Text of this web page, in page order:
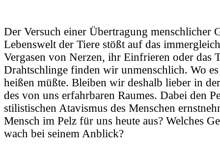
Der Versuch einer Übertragung menschlicher
Lebenswelt der Tiere stößt auf das
Vergasen von Nerzen, ihr Einfrieren oder das
Drahtschlinge finden wir unmenschlich. Wo
heißen müßte. Bleiben wir deshalb lieber in
des von uns erfahrbaren Raumes. Dabei den
stilistischen Atavismus des Menschen
Mensch im Pelz für uns heute aus? Welches
wach bei seinem Anblick?